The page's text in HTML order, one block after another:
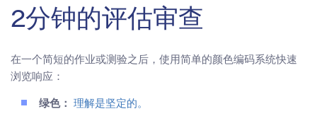
2分钟的评估审查
在一个简短的作业或测验之后，使用简单的颜色编码系统快速
浏览响应：
绿色： 理解是坚定的。